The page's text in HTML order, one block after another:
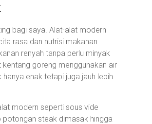
bagi saya. Alat-alat modern
rasa dan nutrisi makanan.
renyah tanpa perlu minyak
goreng menggunakan air
enak tetapi juga jauh lebih
modern seperti sous vide
steak dimasak hingga